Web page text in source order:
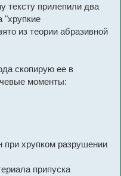
тексту прилепили два
"хрупкие
из теории абразивной
скопирую ее в
моменты:
хрупком разрушении
припуска